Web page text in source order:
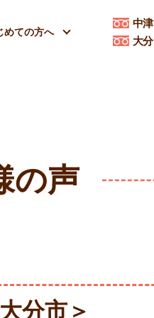
めての方へ
中津
大分
の声
分市＞